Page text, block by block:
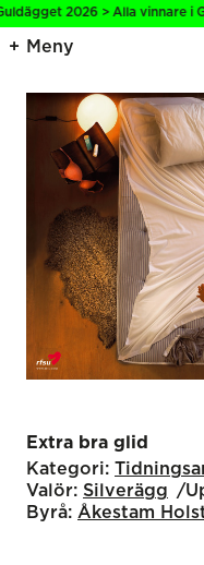
2026 > Alla vinnare i
Meny
Extra bra glid
Kategori:
Valör: Silverägg
Byrå: Åkestam